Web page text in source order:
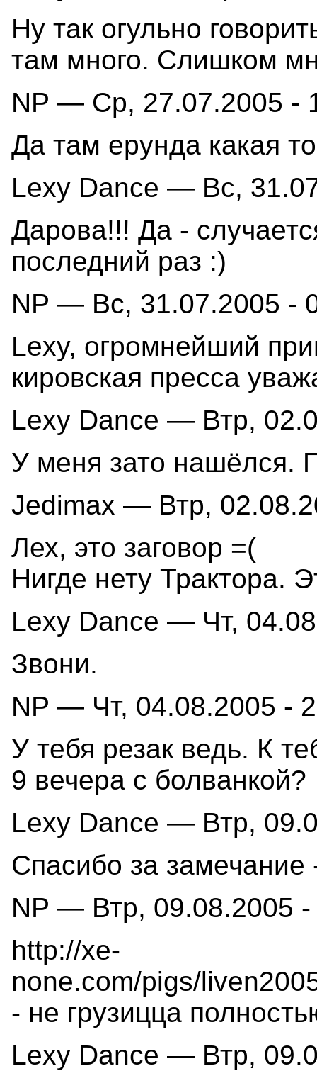
Ну так огульно
там много. Слишком
NP — Ср, 27.07.2005 -
Да там ерунда какая то
Lexy Dance — Вс,
Дарова!!! Да -
последний раз :)
NP — Вс, 31.07.2005 -
Lexy, огромнейший
кировская пресса
Lexy Dance — Втр,
У меня зато нашёлся.
Jedimax — Втр,
Лех, это заговор =(
Нигде нету Трактора.
Lexy Dance — Чт,
Звони.
NP — Чт, 04.08.2005 -
У тебя резак ведь. К
9 вечера с болванкой?
Lexy Dance — Втр,
Спасибо за замечание
NP — Втр, 09.08.2005 -
http://xe-
none.com/pigs/
- не грузицца
Lexy Dance — Втр,